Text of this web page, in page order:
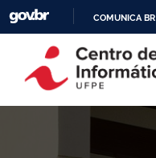
COMUNICA BR